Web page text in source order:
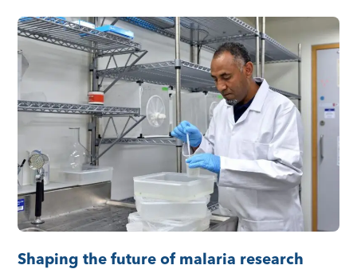
Shaping the future of malaria research